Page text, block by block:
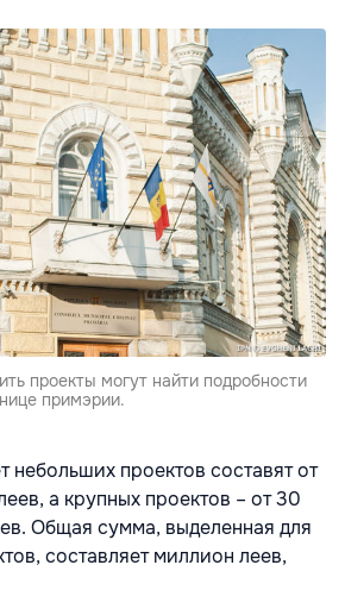
проекты могут найти подробности
примэрии.
небольших проектов составят от
а крупных проектов – от 30
Общая сумма, выделенная для
составляет миллион леев,